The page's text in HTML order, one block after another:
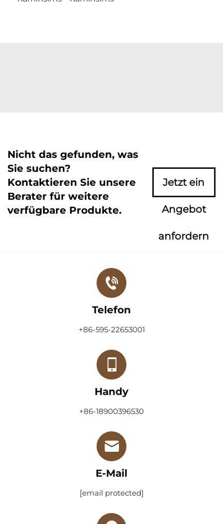
Nicht das gefunden, was
Sie suchen?
Kontaktieren Sie unsere
Berater für weitere
verfügbare Produkte.
Jetzt ein
Angebot
anfordern
Telefon
+86-595-22653001
Handy
+86-18900396530
E-Mail
[email protected]